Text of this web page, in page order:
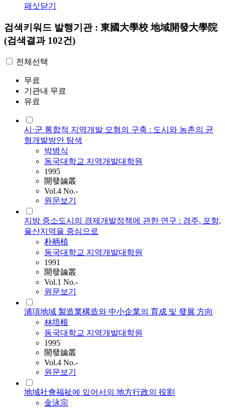
패싯닫기
검색키워드 발행기관 : 東國大學校 地域開發大學院
(검색결과 102건)
전체선택
무료
기관내 무료
유료
시·군 통합적 지역개발 모형의 구축 : 도시와 농촌의 균
형개발방안 탐색
박병식
동국대학교 지역개발대학원
1995
開發論叢
Vol.4 No.-
원문보기
지방 중소도시의 경제개발정책에 관한 연구 : 경주, 포항,
울산지역을 중심으로
朴柄植
동국대학교 지역개발대학원
1991
開發論叢
Vol.1 No.-
원문보기
浦項地域 製造業構造와 中小企業의 育成 및 發展 方向
林培根
동국대학교 지역개발대학원
1995
開發論叢
Vol.4 No.-
원문보기
地域社會福祉에 있어서의 地方行政의 役割
金泳宗